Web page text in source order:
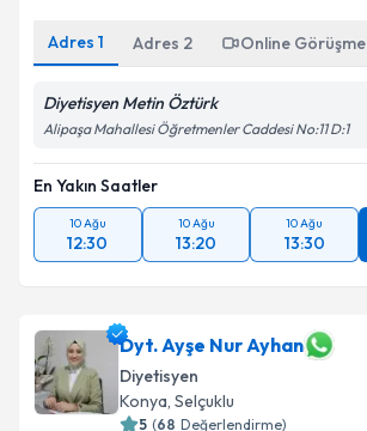
Adres 1 Adres 2 Online Görüşme
Diyetisyen Metin Öztürk
Alipaşa Mahallesi Öğretmenler Caddesi No:11 D:1
En Yakın Saatler
10 Ağu
12:30
10 Ağu
13:20
10 Ağu
13:30
Dyt. Ayşe Nur Ayhan
Diyetisyen
Konya, Selçuklu
5 (68 Değerlendirme)